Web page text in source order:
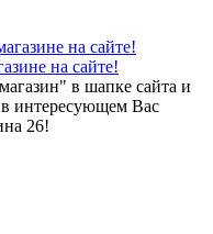
на сайте!
в шапке сайта и
в интересующем Вас
26!